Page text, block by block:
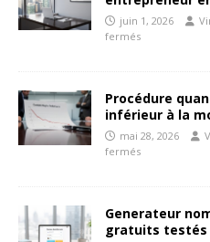
juin 1, 2026
fermés
Procédure
inférieur à la
mai 28, 2026
fermés
Generateur
gratuits testés